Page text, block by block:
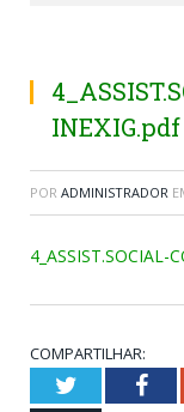
INEXIG.pdf
POR ADMINISTRADOR
4_ASSIST.SOCIAL-
COMPARTILHAR:
Twitter